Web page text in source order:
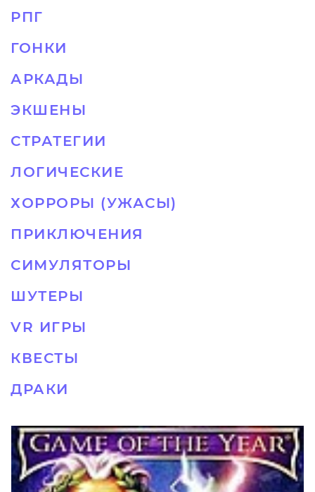
РПГ
ГОНКИ
АРКАДЫ
ЭКШЕНЫ
СТРАТЕГИИ
ЛОГИЧЕСКИЕ
ХОРРОРЫ (УЖАСЫ)
ПРИКЛЮЧЕНИЯ
СИМУЛЯТОРЫ
ШУТЕРЫ
VR ИГРЫ
КВЕСТЫ
ДРАКИ